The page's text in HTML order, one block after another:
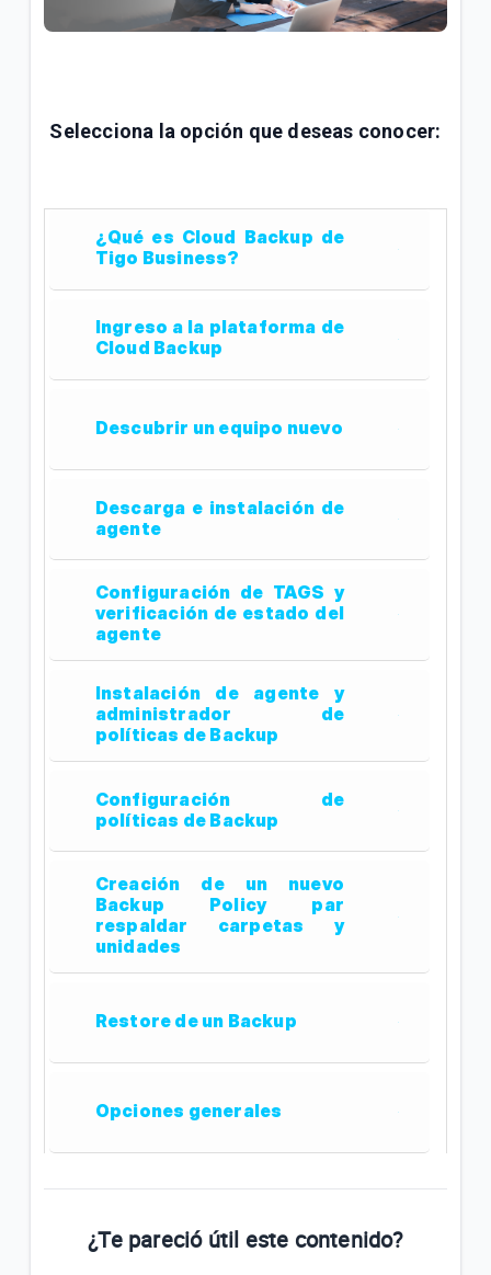
Explicación del Detalle de consumos en su factura
Online? | Empresas
Online? | Empresas
VER MÁS
Selecciona la opción que deseas conocer:
¿Qué es Cloud Backup de
Tigo Business?
Ingreso a la plataforma de
Cloud Backup
Descubrir un equipo nuevo
Descarga e instalación de
agente
Configuración de TAGS y
verificación de estado del
agente
Instalación de agente y
administrador de
políticas de Backup
Configuración de
políticas de Backup
Creación de un nuevo
Backup Policy par
respaldar carpetas y
unidades
Restore de un Backup
Opciones generales
¿Te pareció útil este contenido?